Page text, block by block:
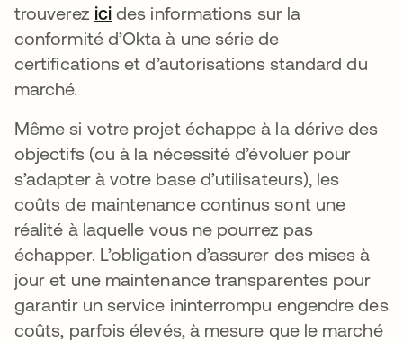
trouverez ici s’ouvre dans un nouvel onglet
des informations sur la
conformité d’Okta à une série de
certifications et d’autorisations standard du
marché.
Même si votre projet échappe à la dérive des
objectifs (ou à la nécessité d’évoluer pour
s’adapter à votre base d’utilisateurs), les
coûts de maintenance continus sont une
réalité à laquelle vous ne pourrez pas
échapper. L’obligation d’assurer des mises à
jour et une maintenance transparentes pour
garantir un service ininterrompu engendre des
coûts, parfois élevés, à mesure que le marché